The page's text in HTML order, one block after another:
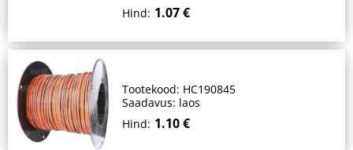
Hind: 1.07 €
Tootekood: HC190845
Saadavus: laos
Hind: 1.10 €